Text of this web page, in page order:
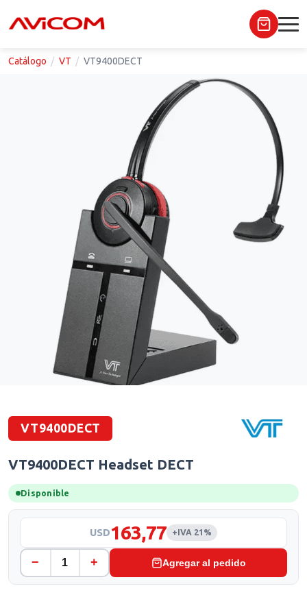
Catálogo VT VT9400DECT
VT9400DECT
VT9400DECT Headset DECT
Disponible
USD163,77 +IVA 21%
− + Agregar al pedido